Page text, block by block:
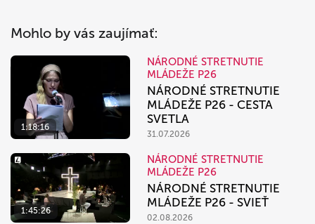
Mohlo by vás zaujímať:
1:18:16
NÁRODNÉ STRETNUTIE
MLÁDEŽE P26
NÁRODNÉ STRETNUTIE
MLÁDEŽE P26 - CESTA
SVETLA
31.07.2026
1:45:26
NÁRODNÉ STRETNUTIE
MLÁDEŽE P26
NÁRODNÉ STRETNUTIE
MLÁDEŽE P26 - SVIEŤ
02.08.2026